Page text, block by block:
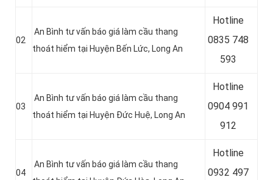
02
An Bình tư vấn báo giá làm cầu thang
thoát hiểm tại Huyện Bến Lức, Long An
Hotline
0835 748
593
03
An Bình tư vấn báo giá làm cầu thang
thoát hiểm tại Huyện Đức Huệ, Long An
Hotline
0904 991
912
04
An Bình tư vấn báo giá làm cầu thang
Hotline
0932 497